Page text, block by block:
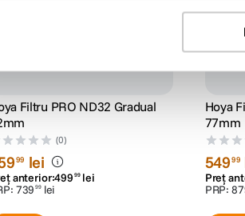
Filtru PRO ND32 Gradual
(0)
99 lei
anterior:499 99 lei
739 99 lei
Hoya
77mm
54999
Preț
PRP: